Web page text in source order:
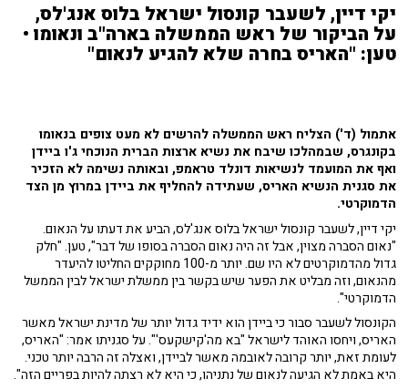
יקי דיין, לשעבר קונסול ישראל בלוס אנג'לס,
על הביקור של ראש הממשלה בארה"ב ונאומו •
טען: "האריס בחרה שלא להגיע לנאום"
אתמול (ד') הצליח ראש הממשלה להרשים לא מעט צופים בנאומו
בקונגרס, שבמהלכו שיבח את נשיא ארצות הברית הנוכחי ג'ו ביידן
ואף את המועמד לנשיאות דונלד טראמפ, ובאותה נשימה לא הזכיר
את סגנית הנשיא האריס, שעתידה להחליף את ביידן במרוץ מן הצד
הדמוקרטי.
יקי דיין, לשעבר קונסול ישראל בלוס אנג'לס, הביע את דעתו על הנאום.
"נאום הסברה מצוין, אבל זה היה נאום הסברה בסופו של דבר", טען. "חלק
גדול מהדמוקרטים לא היו שם. יותר מ-100 מחוקקים החליטו להיעדר
מהנאום, וזה מבליט את הפער שיש בקשר בין ממשלת ישראל לבין הממשל
הדמוקרטי".
הקונסול לשעבר סבור כי ביידן הוא ידיד גדול יותר של מדינת ישראל מאשר
האריס, ויחסו האוהד לישראל "בא מה'קישקעס'". על סגניתו אמר: "האריס,
לעומת זאת, יותר קרובה לאובמה מאשר לביידן, ואצלה זה הרבה יותר טכני.
היא באמת לא הגיעה לנאום של נתניהו, כי היא לא רצתה להיות בפריים הזה".